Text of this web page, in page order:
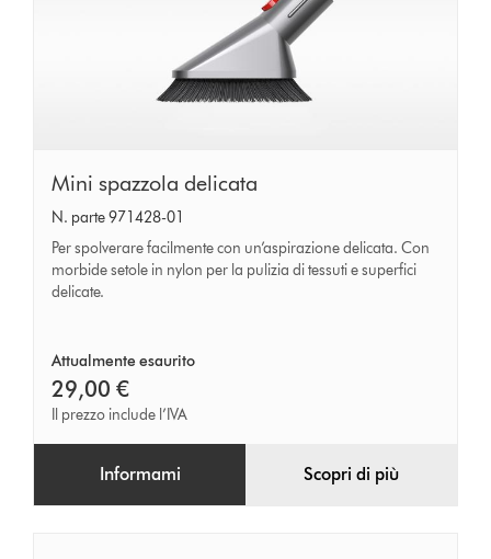
Mini
spazzola
delicata
Mini spazzola delicata
N. parte 971428-01
Per spolverare facilmente con un’aspirazione delicata. Con
morbide setole in nylon per la pulizia di tessuti e superfici
delicate.
Attualmente esaurito
29,00 €
Il prezzo include l’IVA
Informami Scopri di più